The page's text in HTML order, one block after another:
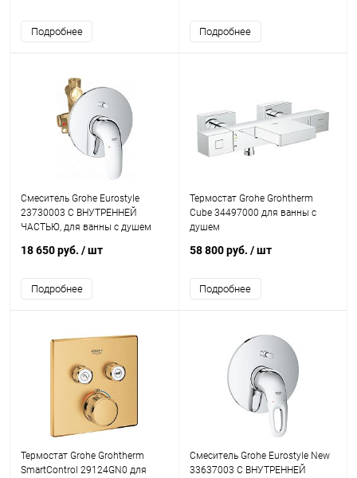
Подробнее Подробнее
Смеситель Grohe Eurostyle
23730003 С ВНУТРЕННЕЙ
ЧАСТЬЮ, для ванны с душем
18 650 руб. / шт
Подробнее
Термостат Grohe Grohtherm
Cube 34497000 для ванны с
душем
58 800 руб. / шт
Подробнее
Термостат Grohe Grohtherm
SmartControl 29124GN0 для
Смеситель Grohe Eurostyle New
33637003 С ВНУТРЕННЕЙ